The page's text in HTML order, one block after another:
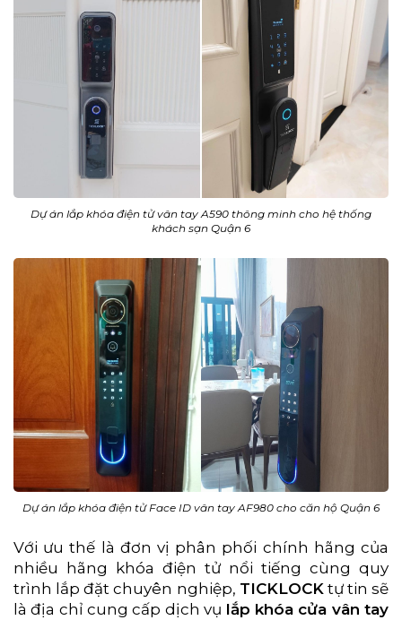
Dự án lắp khóa điện tử vân tay A590 thông minh cho hệ thống
khách sạn Quận 6
Dự án lắp khóa điện tử Face ID vân tay AF980 cho căn hộ Quận 6
Với ưu thế là đơn vị phân phối chính hãng của
nhiều hãng khóa điện tử nổi tiếng cùng quy
trình lắp đặt chuyên nghiệp, TICKLOCKtự tin sẽ
là địa chỉ cung cấp dịch vụ lắp khóa cửa vân tay